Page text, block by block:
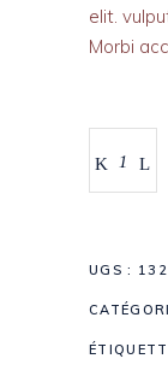
elit.
Morbi
UGS : 132